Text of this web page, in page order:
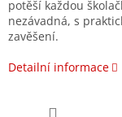
potěší každou
nezávadná, s
zavěšení.
Detailní informace